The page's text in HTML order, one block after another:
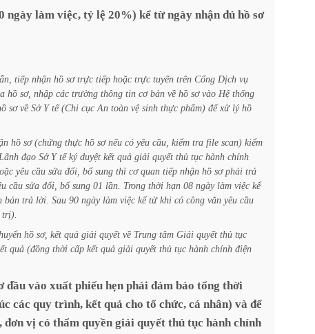
ngày làm việc, tỷ lệ 20%) kể từ ngày nhận đủ hồ sơ
tiếp nhận hồ sơ trực tiếp hoặc trực tuyến trên Cổng Dịch vụ
hồ sơ, nhập các trường thông tin cơ bản về hồ sơ vào Hệ thống
sơ về Sở Y tế (Chi cục An toàn vệ sinh thực phẩm) để xử lý hồ
hồ sơ (chứng thực hồ sơ nếu có yêu cầu, kiểm tra file scan) kiểm
Lãnh đạo Sở Y tế ký duyệt kết quả giải quyết thủ tục hành chính
yêu cầu sửa đổi, bổ sung thì cơ quan tiếp nhận hồ sơ phải trả
cầu sửa đổi, bổ sung 01 lần. Trong thời hạn 08 ngày làm việc kể
bản trả lời. Sau 90 ngày làm việc kể từ khi có công văn yêu cầu
trị).
hồ sơ, kết quả giải quyết về Trung tâm Giải quyết thủ tục
quả (đồng thời cấp kết quả giải quyết thủ tục hành chính điện
đầu vào xuất phiếu hẹn phải đảm bảo tổng thời
các quy trình, kết quả cho tổ chức, cá nhân) và để
đơn vị có thẩm quyền giải quyết thủ tục hành chính